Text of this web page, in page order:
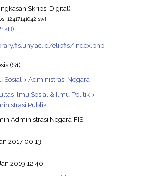
Skripsi Digital)
12417141042.swf
elibfis/index.php
(S1)
Sosial > Administrasi Negara
Ilmu Sosial & Ilmu Politik >
Publik
Administrasi Negara FIS
2017 00:13
2019 12:40